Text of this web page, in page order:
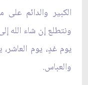
الكبير والدائم على
ونتطلع إن شاء الله
يوم غدٍ، يوم
والعباس.